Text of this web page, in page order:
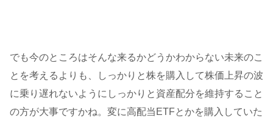
でも今のところはそんな来るかどうかわからない未来のこ
とを考えるよりも、しっかりと株を購入して株価上昇の波
に乗り遅れないようにしっかりと資産配分を維持すること
の方が大事ですかね。変に高配当ETFとかを購入していた